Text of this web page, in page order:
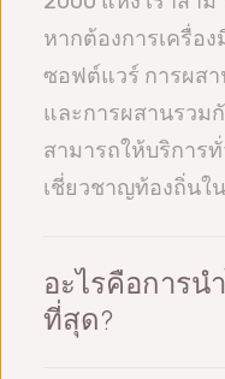
หากต้องการเครื่อ
ซอฟต์แวร์ การผส
และการผสานรวม
สามารถให้บริการ
เชี่ยวชาญท้องถิ่นใ
อะไรคือการน
ที่สุด?